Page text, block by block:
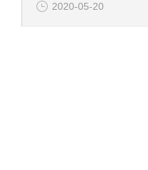
2020-05-20